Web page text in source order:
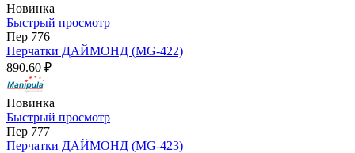
Новинка
Быстрый просмотр
Пер 776
Перчатки ДАЙМОНД (MG-422)
890.60 ₽
Новинка
Быстрый просмотр
Пер 777
Перчатки ДАЙМОНД (MG-423)